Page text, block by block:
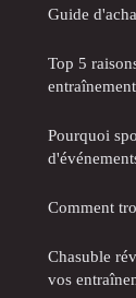
Guide
Top 5
Pourquoi
Comment
Chasuble
vos